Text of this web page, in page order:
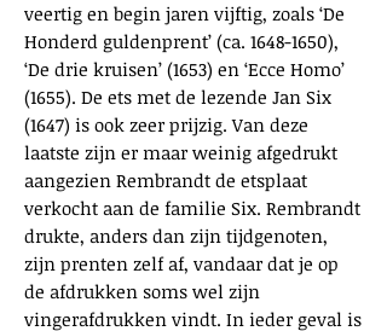
veertig en begin jaren vijftig, zoals ‘De
Honderd guldenprent’ (ca. 1648-1650),
‘De drie kruisen’ (1653) en ‘Ecce Homo’
(1655). De ets met de lezende Jan Six
(1647) is ook zeer prijzig. Van deze
laatste zijn er maar weinig afgedrukt
aangezien Rembrandt de etsplaat
verkocht aan de familie Six. Rembrandt
drukte, anders dan zijn tijdgenoten,
zijn prenten zelf af, vandaar dat je op
de afdrukken soms wel zijn
vingerafdrukken vindt. In ieder geval is